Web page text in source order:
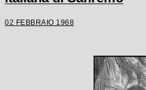
02 FEBBRAIO 1968